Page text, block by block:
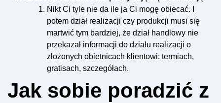
Nikt Ci tyle nie da ile ja Ci mogę obiecać. I
potem dział realizacji czy produkcji musi się
martwić tym bardziej, że dział handlowy nie
przekazał informacji do działu realizacji o
złożonych obietnicach klientowi: termiach,
gratisach, szczegółach.
Jak sobie poradzić z